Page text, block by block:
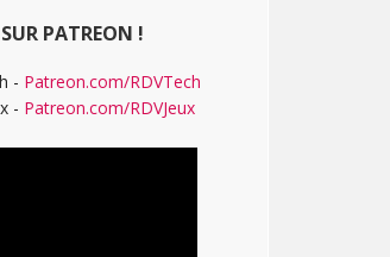
PATREON !
- Patreon.com/RDVTech
- Patreon.com/RDVJeux